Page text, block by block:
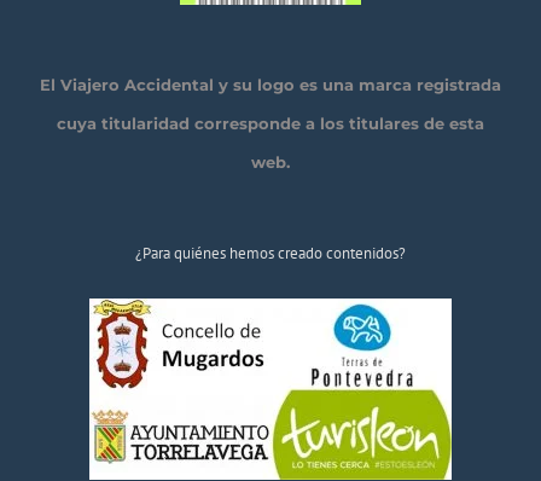
El Viajero Accidental y su logo es una marca registrada
cuya titularidad corresponde a los titulares de esta
web.
¿Para quiénes hemos creado contenidos?